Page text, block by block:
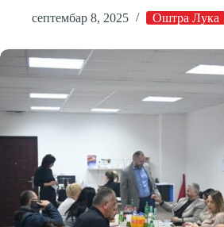
септембар 8, 2025
Оштра Лука